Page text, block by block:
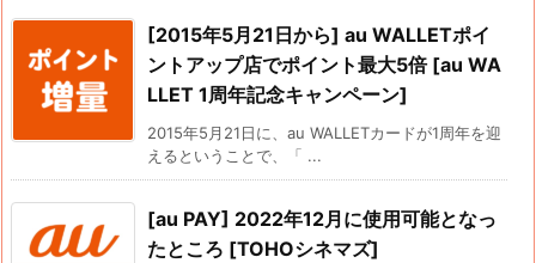
[2015年5月21日から] au WALLETポイ
ントアップ店でポイント最大5倍 [au WA
LLET 1周年記念キャンペーン]
2015年5月21日に、au WALLETカードが1周年を迎
えるということで、「 ...
[au PAY] 2022年12月に使用可能となっ
たところ [TOHOシネマズ]